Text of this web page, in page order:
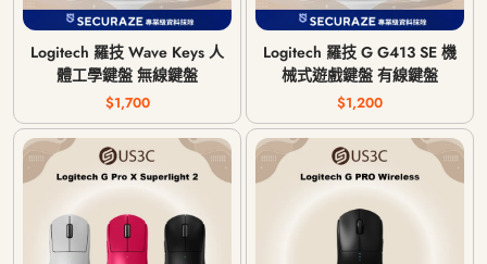
Logitech 羅技 Wave Keys 人
體工學鍵盤 無線鍵盤
$1,700
Logitech 羅技 G G413 SE 機
械式遊戲鍵盤 有線鍵盤
$1,200